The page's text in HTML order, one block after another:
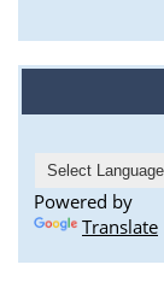
Powered by
Translate